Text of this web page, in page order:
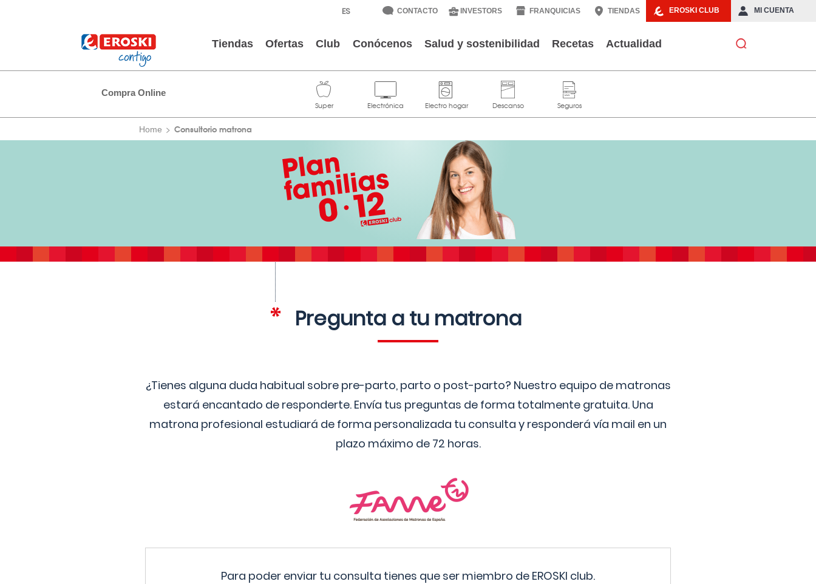
EROSKI CLUB MI CUENTA
CONTACTO INVESTORS FRANQUICIAS TIENDAS
Tiendas Ofertas Club Conócenos Salud y sostenibilidad Recetas Actualidad
Compra Online
Home Consultorio matrona
Pregunta a tu matrona
¿Tienes alguna duda habitual sobre pre-parto, parto o post-parto? Nuestro equipo de matronas
estará encantado de responderte. Envía tus preguntas de forma totalmente gratuita. Una
matrona profesional estudiará de forma personalizada tu consulta y responderá vía mail en un
plazo máximo de 72 horas.
Para poder enviar tu consulta tienes que ser miembro de EROSKI club.